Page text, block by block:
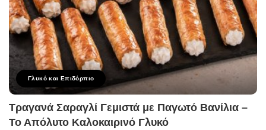
Γλυκό και Επιδόρπιο
Τραγανά Σαραγλί Γεμιστά με Παγωτό Βανίλια –
Το Απόλυτο Καλοκαιρινό Γλυκό